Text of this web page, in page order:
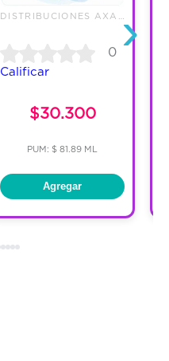
0
Calificar
$30.300
PUM: $ 81.89 ML
Agregar
›